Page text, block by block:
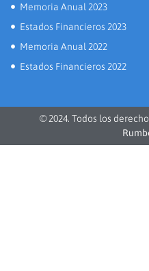
Memoria Anual 2023
Estados Financieros 2023
Memoria Anual 2022
Estados Financieros 2022
© 2024. Todos los